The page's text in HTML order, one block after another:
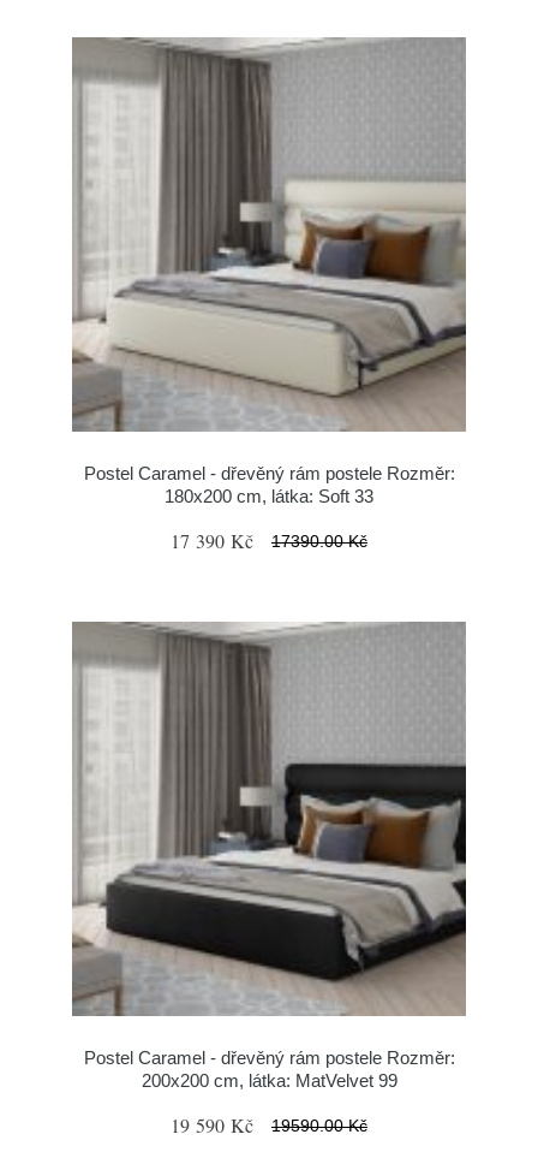
Postel Caramel - dřevěný rám postele Rozměr:
180x200 cm, látka: Soft 33
17 390 Kč 17390.00 Kč
Postel Caramel - dřevěný rám postele Rozměr:
200x200 cm, látka: MatVelvet 99
19 590 Kč 19590.00 Kč